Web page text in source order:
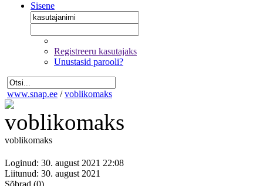
Sisene
Registreeru kasutajaks
Unustasid parooli?
www.snap.ee / voblikomaks
voblikomaks
Loginud: 30. august 2021 22:08
Liitunud: 30. august 2021